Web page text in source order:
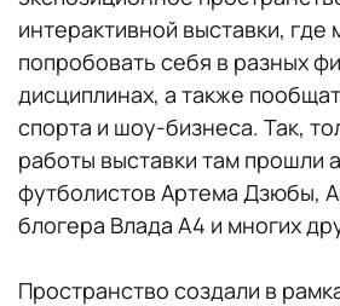
интерактивной выставки, где
попробовать себя в разных
дисциплинах, а также
спорта и шоу-бизнеса. Так,
работы выставки там прошли
футболистов Артема Дзюбы,
блогера Влада А4 и многих
Пространство создали в